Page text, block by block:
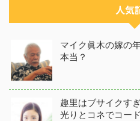
人気
マイク眞木の嫁の
本当？
趣里はブサイクす
光りとコネでコー